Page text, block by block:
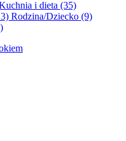
i dieta (35)
Rodzina/Dziecko (9)